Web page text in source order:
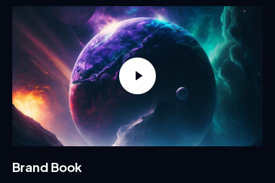
Brand Book